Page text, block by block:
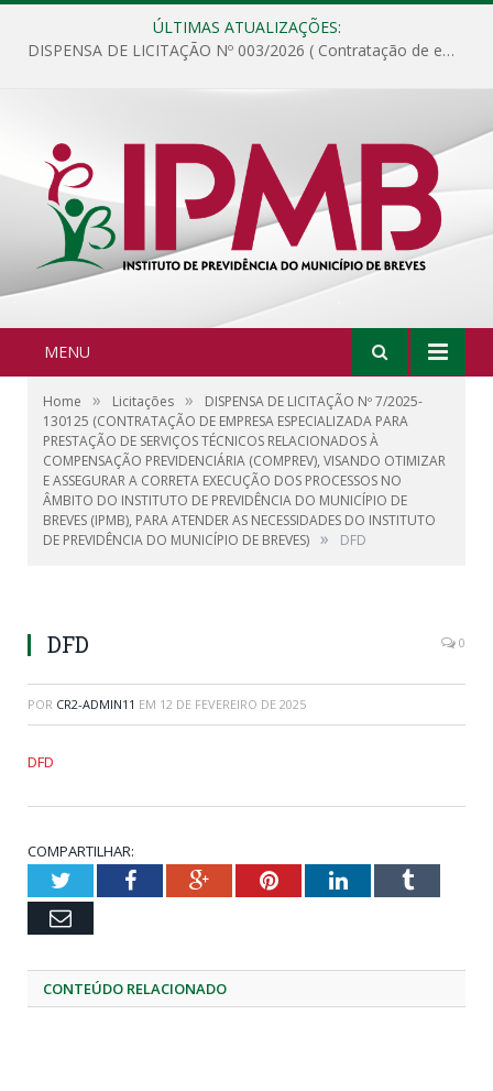
ÚLTIMAS ATUALIZAÇÕES:
DISPENSA DE LICITAÇÃO Nº 003/2026 ( Contratação de empresa para fornecimento de gêneros alimentícios não perecíveis, materiais de expediente, descartáveis, copa e cozinha, para análise e posterior publicação.)
MENU
Home » Licitações »
DISPENSA DE LICITAÇÃO Nº 7/2025-
130125 (CONTRATAÇÃO DE EMPRESA ESPECIALIZADA PARA
PRESTAÇÃO DE SERVIÇOS TÉCNICOS RELACIONADOS À
COMPENSAÇÃO PREVIDENCIÁRIA (COMPREV), VISANDO OTIMIZAR
E ASSEGURAR A CORRETA EXECUÇÃO DOS PROCESSOS NO
ÂMBITO DO INSTITUTO DE PREVIDÊNCIA DO MUNICÍPIO DE
BREVES (IPMB), PARA ATENDER AS NECESSIDADES DO INSTITUTO
DE PREVIDÊNCIA DO MUNICÍPIO DE BREVES) » DFD
DFD 0
POR CR2-ADMIN11 EM 12 DE FEVEREIRO DE 2025
DFD
COMPARTILHAR:
TwitterFacebookGoogle+PinterestLinkedInTumblr
Email
CONTEÚDO RELACIONADO